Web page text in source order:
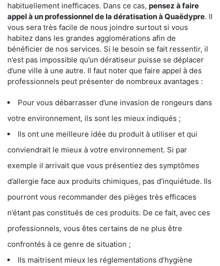
habituellement inefficaces. Dans ce cas, pensez à faire
appel à un professionnel de la dératisation à Quaëdypre. Il
vous sera très facile de nous joindre surtout si vous
habitez dans les grandes agglomérations afin de
bénéficier de nos services. Si le besoin se fait ressentir, il
n’est pas impossible qu’un dératiseur puisse se déplacer
d’une ville à une autre. Il faut noter que faire appel à des
professionnels peut présenter de nombreux avantages :
Pour vous débarrasser d’une invasion de rongeurs dans
votre environnement, ils sont les mieux indiqués ;
Ils ont une meilleure idée du produit à utiliser et qui
conviendrait le mieux à votre environnement. Si par
exemple il arrivait que vous présentiez des symptômes
d’allergie face aux produits chimiques, pas d’inquiétude. Ils
pourront vous recommander des pièges très efficaces
n’étant pas constitués de ces produits. De ce fait, avec ces
professionnels, vous êtes certains de ne plus être
confrontés à ce genre de situation ;
Ils maitrisent mieux les réglementations d’hygiène